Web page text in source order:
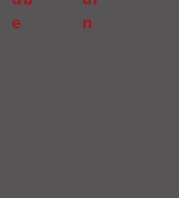
e
n